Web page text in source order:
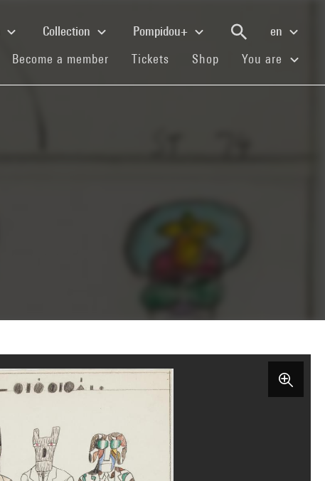
Collection Pompidou+
en
Become a member (current)
Tickets (current)
Shop (current)You are